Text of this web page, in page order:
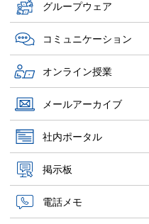
グループウェア
コミュニケーション
オンライン授業
メールアーカイブ
社内ポータル
掲示板
電話メモ